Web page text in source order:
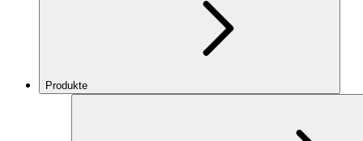
Produkte